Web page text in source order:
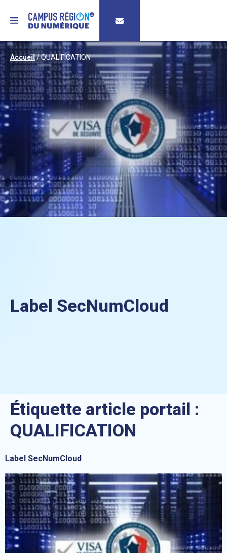
MENU
Accueil/QUALIFICATION
Label SecNumCloud
Étiquette article portail :
QUALIFICATION
Label SecNumCloud